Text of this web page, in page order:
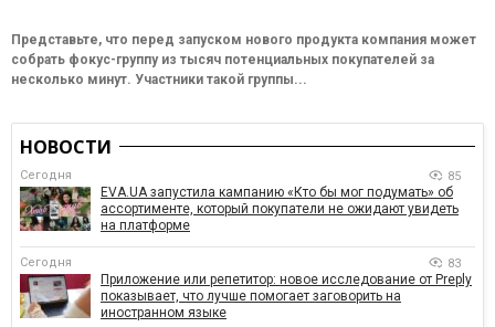
Представьте, что перед запуском нового продукта компания может
собрать фокус-группу из тысяч потенциальных покупателей за
несколько минут. Участники такой группы...
НОВОСТИ
Сегодня 85
EVA.UA запустила кампанию «Кто бы мог подумать» об
ассортименте, который покупатели не ожидают увидеть
на платформе
Сегодня 83
Приложение или репетитор: новое исследование от Preply
показывает, что лучше помогает заговорить на
иностранном языке